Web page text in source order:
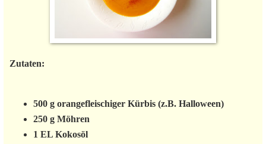
Zutaten:
500 g orangefleischiger Kürbis (z.B. Halloween)
250 g Möhren
1 EL Kokosöl